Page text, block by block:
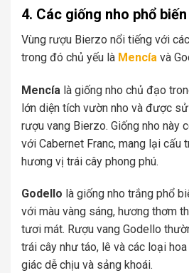
4. Các giống nho phổ
Vùng rượu Bierzo nổi tiếng với
trong đó chủ yếu là Mencía và
Mencía là giống nho chủ đạo
lớn diện tích vườn nho và được
rượu vang Bierzo. Giống nho này
với Cabernet Franc, mang lại cấu
hương vị trái cây phong phú.
Godello là giống nho trắng phổ
với màu vàng sáng, hương thơm
tươi mát. Rượu vang Godello
trái cây như táo, lê và các loại
giác dễ chịu và sảng khoái.